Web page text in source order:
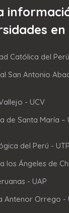
en
Católica del
San Antonio
- UCV
de Santa María –
del Perú - UTP
los Ángeles de
- UAP
Antenor Orrego -